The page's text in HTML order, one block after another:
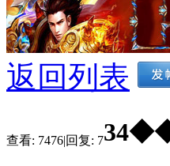
返回列表
查看: 7476|回复: 7